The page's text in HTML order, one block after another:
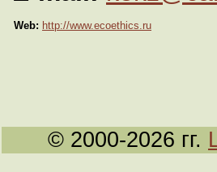
Web: http://www.ecoethics.ru
© 2000-2026 гг.